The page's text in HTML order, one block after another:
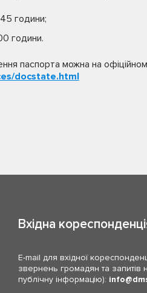
години;
години.
паспорта можна на
docstate.html
Вхідна
E-mail для вхідної
звернень громадян та запитів
публічну інформацію): info